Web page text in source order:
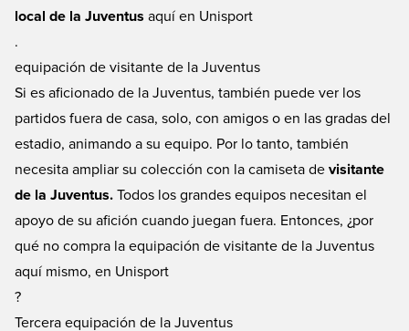
local de la Juventus aquí en Unisport
.
equipación de visitante de la Juventus
Si es aficionado de la Juventus, también puede ver los
partidos fuera de casa, solo, con amigos o en las gradas del
estadio, animando a su equipo. Por lo tanto, también
necesita ampliar su colección con la camiseta de visitante
de la Juventus. Todos los grandes equipos necesitan el
apoyo de su afición cuando juegan fuera. Entonces, ¿por
qué no compra la equipación de visitante de la Juventus
aquí mismo, en Unisport
?
Tercera equipación de la Juventus